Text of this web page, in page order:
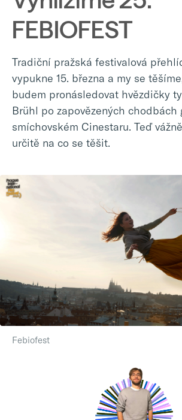
FEBIOFEST
Tradiční pražská festivalová
vypukne 15. března a my se
budem pronásledovat hvězdičky
Brühl po zapovězených chodbách
smíchovském Cinestaru. Teď
určitě na co se těšit.
Febiofest